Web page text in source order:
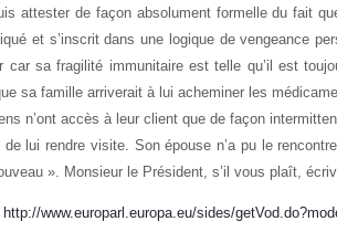
attester de façon absolument formelle du fait
et s’inscrit dans une logique de vengeance
car sa fragilité immunitaire est telle qu’il est
sa famille arriverait à lui acheminer les
n’ont accès à leur client que de façon
lui rendre visite. Son épouse n’a pu le
». Monsieur le Président, s’il vous plaît,
http://www.europarl.europa.eu/sides/